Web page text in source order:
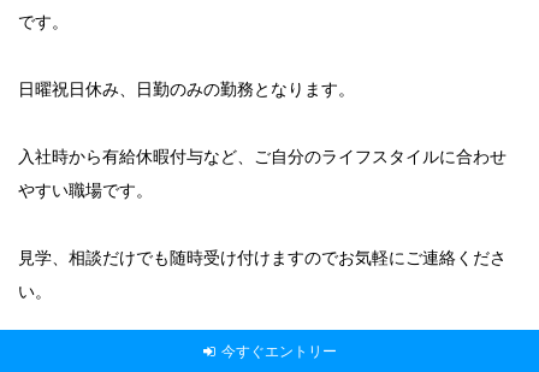
です。
日曜祝日休み、日勤のみの勤務となります。
入社時から有給休暇付与など、ご自分のライフスタイルに合わせ
やすい職場です。
見学、相談だけでも随時受け付けますのでお気軽にご連絡くださ
い。
今すぐエントリー